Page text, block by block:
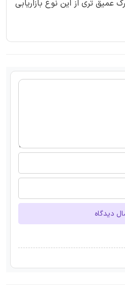
عمیق تری از این نوع بازاریابی
دیدگاه